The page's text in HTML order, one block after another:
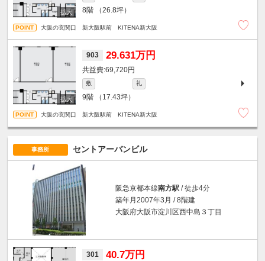
8階 （26.8坪）
大阪の玄関口 新大阪駅前 KITENA新大阪
903 29.631万円
69,720円
敷 礼
9階 （17.43坪）
大阪の玄関口 新大阪駅前 KITENA新大阪
事務所 セントアーバンビル
阪急京都本線南方駅 / 徒歩4分
築年月2007年3月 / 8階建
大阪府大阪市淀川区西中島３丁目
301 40.7万円